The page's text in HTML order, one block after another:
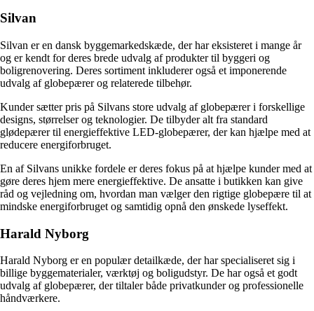
Silvan
Silvan er en dansk byggemarkedskæde, der har eksisteret i mange år
og er kendt for deres brede udvalg af produkter til byggeri og
boligrenovering. Deres sortiment inkluderer også et imponerende
udvalg af globepærer og relaterede tilbehør.
Kunder sætter pris på Silvans store udvalg af globepærer i forskellige
designs, størrelser og teknologier. De tilbyder alt fra standard
glødepærer til energieffektive LED-globepærer, der kan hjælpe med at
reducere energiforbruget.
En af Silvans unikke fordele er deres fokus på at hjælpe kunder med at
gøre deres hjem mere energieffektive. De ansatte i butikken kan give
råd og vejledning om, hvordan man vælger den rigtige globepære til at
mindske energiforbruget og samtidig opnå den ønskede lyseffekt.
Harald Nyborg
Harald Nyborg er en populær detailkæde, der har specialiseret sig i
billige byggematerialer, værktøj og boligudstyr. De har også et godt
udvalg af globepærer, der tiltaler både privatkunder og professionelle
håndværkere.